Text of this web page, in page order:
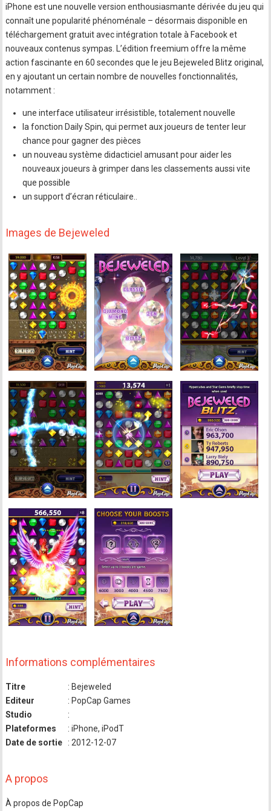
iPhone est une nouvelle version enthousiasmante dérivée du jeu qui
connaît une popularité phénoménale – désormais disponible en
téléchargement gratuit avec intégration totale à Facebook et
nouveaux contenus sympas. L’édition freemium offre la même
action fascinante en 60 secondes que le jeu Bejeweled Blitz original,
en y ajoutant un certain nombre de nouvelles fonctionnalités,
notamment :
une interface utilisateur irrésistible, totalement nouvelle
la fonction Daily Spin, qui permet aux joueurs de tenter leur
chance pour gagner des pièces
un nouveau système didacticiel amusant pour aider les
nouveaux joueurs à grimper dans les classements aussi vite
que possible
un support d’écran réticulaire..
Images de Bejeweled
Informations complémentaires
Titre
: Bejeweled
Editeur
: PopCap Games
Studio
:
Plateformes
: iPhone, iPodT
Date de sortie
: 2012-12-07
A propos
À propos de PopCap